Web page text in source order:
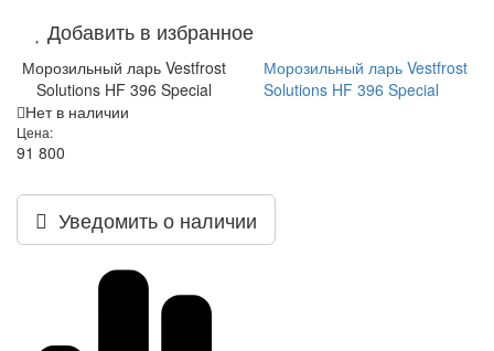
Добавить в избранное
Морозильный ларь Vestfrost
Solutions HF 396 Special
Морозильный ларь Vestfrost
Solutions HF 396 Special
Нет в наличии
Цена:
91 800
Уведомить о наличии